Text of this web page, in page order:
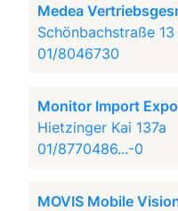
Medea
Schönbachstraße 13
01/8046730
Monitor Import
Hietzinger Kai 137a
01/8770486...-0
MOVIS Mobile